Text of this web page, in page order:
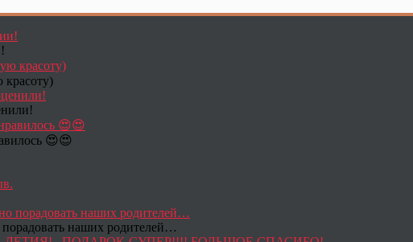
красоту)
😍😍
наших родителей…